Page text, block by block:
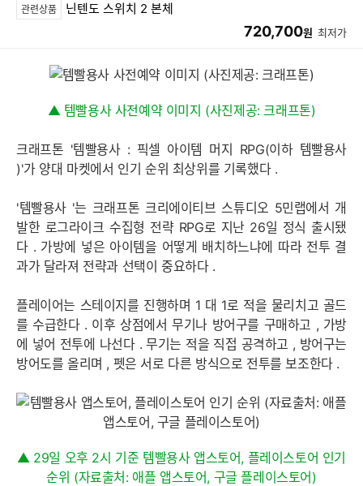
관련상품 닌텐도 스위치 2 본체
720,700원 최저가
▲ 템빨용사 사전예약 이미지 (사진제공: 크래프톤)
크래프톤 '템빨용사 : 픽셀 아이템 머지 RPG(이하 템빨용사
)'가 양대 마켓에서 인기 순위 최상위를 기록했다 .
'템빨용사 '는 크래프톤 크리에이티브 스튜디오 5민랩에서 개
발한 로그라이크 수집형 전략 RPG로 지난 26일 정식 출시됐
다 . 가방에 넣은 아이템을 어떻게 배치하느냐에 따라 전투 결
과가 달라져 전략과 선택이 중요하다 .
플레이어는 스테이지를 진행하며 1 대 1로 적을 물리치고 골드
를 수급한다 . 이후 상점에서 무기나 방어구를 구매하고 , 가방
에 넣어 전투에 나선다 .무기는 적을 직접 공격하고 , 방어구는
방어도를 올리며 , 펫은 서로 다른 방식으로 전투를 보조한다 .
▲ 29일 오후 2시 기준 템빨용사 앱스토어, 플레이스토어 인기
순위 (자료출처: 애플 앱스토어, 구글 플레이스토어)